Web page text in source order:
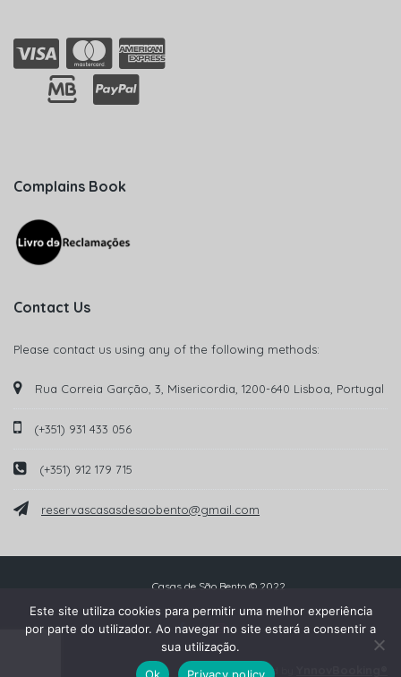
Complains Book
Contact Us
Please contact us using any of the following methods:
Rua Correia Garção, 3, Misericordia, 1200-640 Lisboa, Portugal
(+351) 931 433 056
(+351) 912 179 715
reservascasasdesaobento@gmail.com
Casas de São Bento © 2022
Powered by
Este site utiliza cookies para permitir uma melhor experiência
por parte do utilizador. Ao navegar no site estará a consentir a
sua utilização.
Ok
Privacy policy